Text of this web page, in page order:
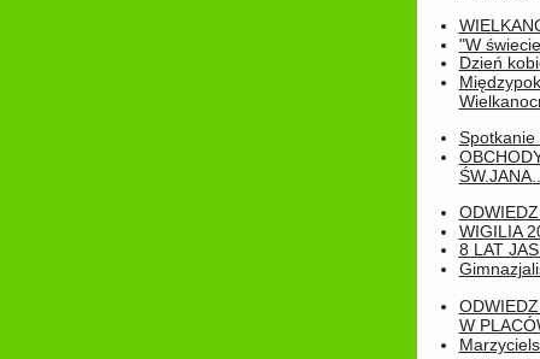
"W
Dzień
Spotkanie
WIGILIA
8 LAT
W